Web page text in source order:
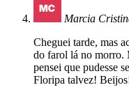
Marcia
Cheguei tarde, mas
do farol lá no morro.
pensei que pudesse
Floripa talvez!